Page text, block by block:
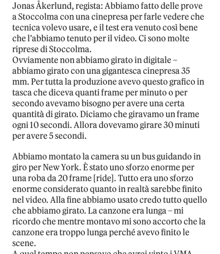
Jonas Åkerlund, regista: Abbiamo fatto delle prove
a Stoccolma con una cinepresa per farle vedere che
tecnica volevo usare, e il test era venuto così bene
che l’abbiamo tenuto per il video. Ci sono molte
riprese di Stoccolma.
Ovviamente non abbiamo girato in digitale –
abbiamo girato con una gigantesca cinepresa 35
mm. Per tutta la produzione avevo questo grafico in
tasca che diceva quanti frame per minuto o per
secondo avevamo bisogno per avere una certa
quantità di girato. Diciamo che giravamo un frame
ogni 10 secondi. Allora dovevamo girare 30 minuti
per avere 5 secondi.
Abbiamo montato la camera su un bus guidando in
giro per New York. È stato uno sforzo enorme per
una roba da 20 frame [ride]. Tutto era uno sforzo
enorme considerato quanto in realtà sarebbe finito
nel video. Alla fine abbiamo usato credo tutto quello
che abbiamo girato. La canzone era lunga – mi
ricordo che mentre montavo mi sono accorto che la
canzone era troppo lunga perché avevo finito le
scene.